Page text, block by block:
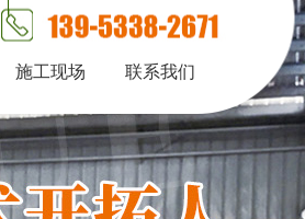
施工现场 联系我们